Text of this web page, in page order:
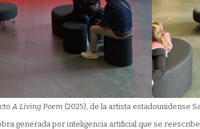
A Living Poem (2025), de la artista estadounidense
generada por inteligencia artificial que se